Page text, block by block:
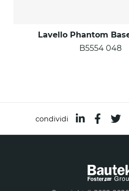
Lavello Phantom
B5554 048
condividi